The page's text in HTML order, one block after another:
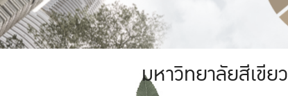
มหาวิทยาลัยสีเขียว